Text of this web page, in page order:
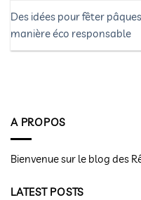
Des idées pour fêter
manière éco responsable
A PROPOS
Bienvenue sur le blog des
LATEST POSTS